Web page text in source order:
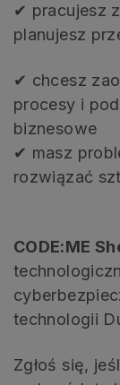
✔ pracujesz
planujesz
✔ chcesz
procesy i
biznesowe
✔ masz
rozwiązać
CODE:ME
technologii
Zgłoś się,